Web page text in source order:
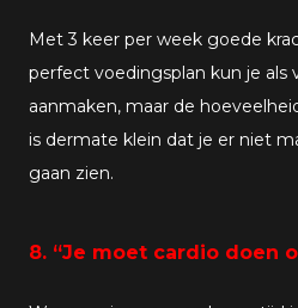
Met 3 keer per week goede
perfect voedingsplan kun je als
aanmaken, maar de
is dermate klein dat je er niet
gaan zien.
8. “Je moet cardio doen